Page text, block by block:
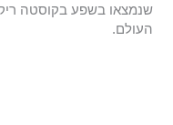
שנמצאו בשפע בקוסטה
העולם.